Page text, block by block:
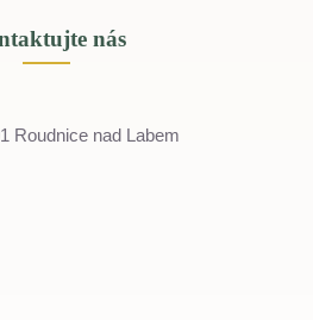
nás
Roudnice nad Labem